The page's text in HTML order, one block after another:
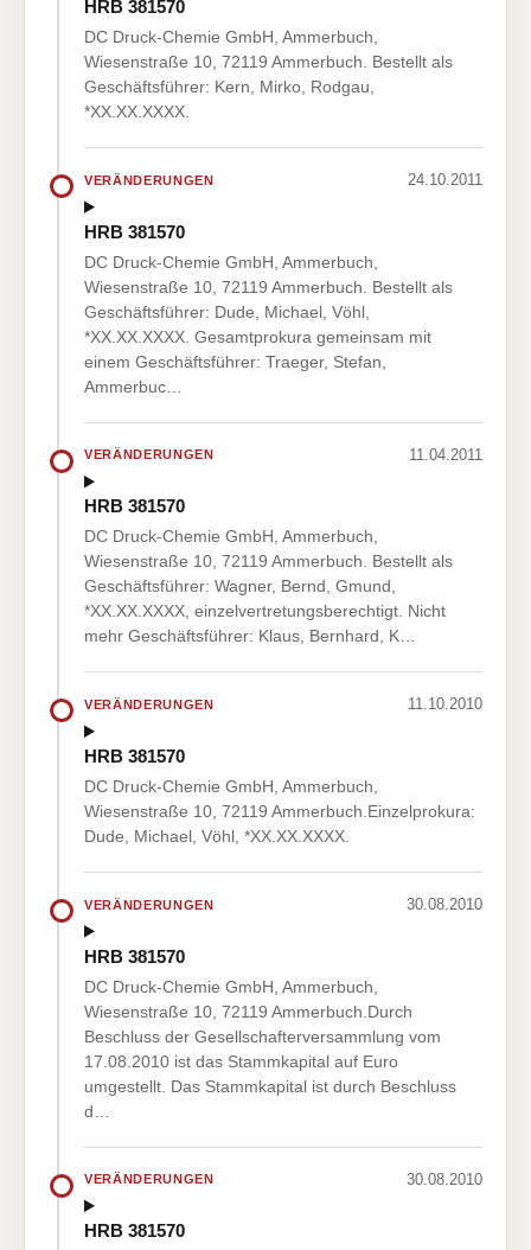
HRB 381570
DC Druck-Chemie GmbH, Ammerbuch,
Wiesenstraße 10, 72119 Ammerbuch. Bestellt als
Geschäftsführer: Kern, Mirko, Rodgau,
*XX.XX.XXXX.
VERÄNDERUNGEN 24.10.2011
HRB 381570
DC Druck-Chemie GmbH, Ammerbuch,
Wiesenstraße 10, 72119 Ammerbuch. Bestellt als
Geschäftsführer: Dude, Michael, Vöhl,
*XX.XX.XXXX. Gesamtprokura gemeinsam mit
einem Geschäftsführer: Traeger, Stefan,
Ammerbuc…
VERÄNDERUNGEN 11.04.2011
HRB 381570
DC Druck-Chemie GmbH, Ammerbuch,
Wiesenstraße 10, 72119 Ammerbuch. Bestellt als
Geschäftsführer: Wagner, Bernd, Gmund,
*XX.XX.XXXX, einzelvertretungsberechtigt. Nicht
mehr Geschäftsführer: Klaus, Bernhard, K…
VERÄNDERUNGEN 11.10.2010
HRB 381570
DC Druck-Chemie GmbH, Ammerbuch,
Wiesenstraße 10, 72119 Ammerbuch.Einzelprokura:
Dude, Michael, Vöhl, *XX.XX.XXXX.
VERÄNDERUNGEN 30.08.2010
HRB 381570
DC Druck-Chemie GmbH, Ammerbuch,
Wiesenstraße 10, 72119 Ammerbuch.Durch
Beschluss der Gesellschafterversammlung vom
17.08.2010 ist das Stammkapital auf Euro
umgestellt. Das Stammkapital ist durch Beschluss
d…
VERÄNDERUNGEN 30.08.2010
HRB 381570